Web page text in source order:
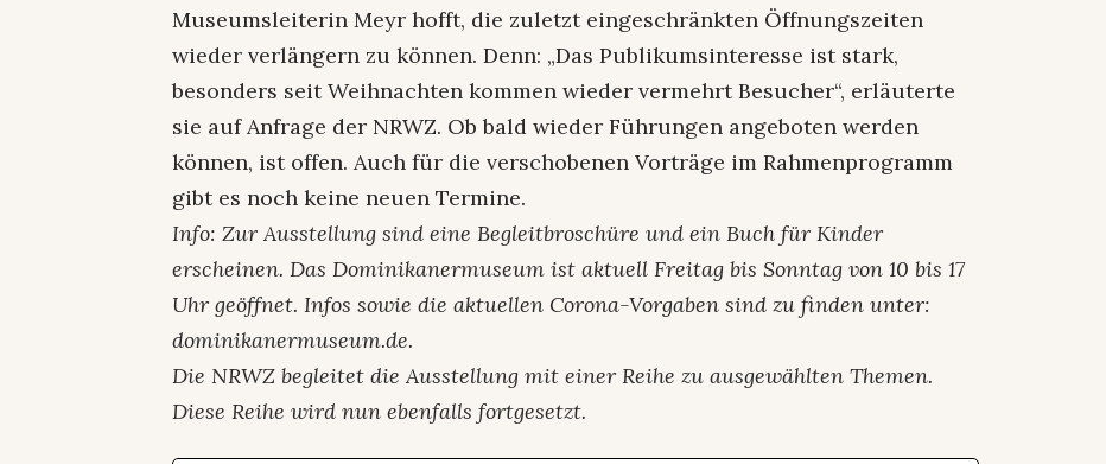
Museumsleiterin Meyr hofft, die zuletzt eingeschränkten Öffnungszeiten
wieder verlängern zu können. Denn: „Das Publikumsinteresse ist stark,
besonders seit Weihnachten kommen wieder vermehrt Besucher“, erläuterte
sie auf Anfrage der NRWZ. Ob bald wieder Führungen angeboten werden
können, ist offen. Auch für die verschobenen Vorträge im Rahmenprogramm
gibt es noch keine neuen Termine.
Info: Zur Ausstellung sind eine Begleitbroschüre und ein Buch für Kinder
erscheinen. Das Dominikanermuseum ist aktuell Freitag bis Sonntag von 10 bis 17
Uhr geöffnet. Infos sowie die aktuellen Corona-Vorgaben sind zu finden unter:
dominikanermuseum.de.
Die NRWZ begleitet die Ausstellung mit einer Reihe zu ausgewählten Themen.
Diese Reihe wird nun ebenfalls fortgesetzt.